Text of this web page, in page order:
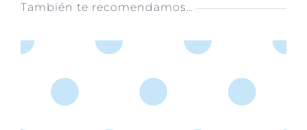
También te recomendamos…